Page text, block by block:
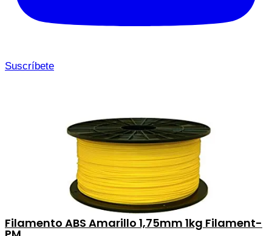
Suscríbete
Filamento ABS Amarillo 1,75mm 1kg Filament-